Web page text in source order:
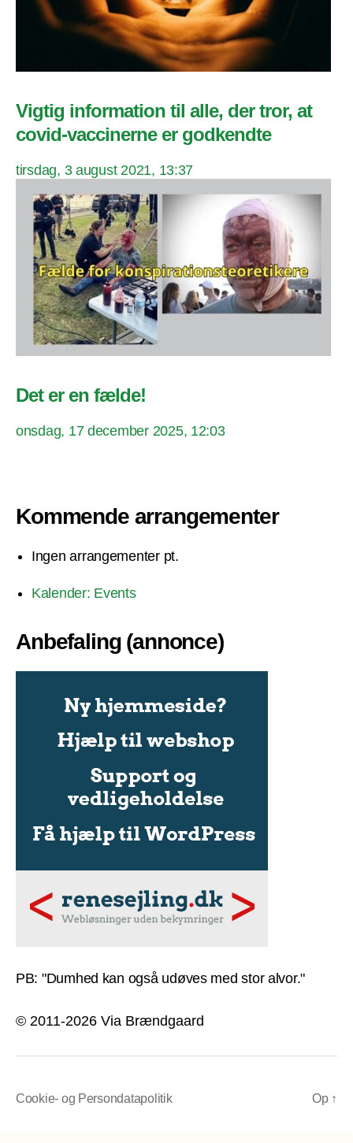
Vigtig information til alle, der tror, at
covid-vaccinerne er godkendte
tirsdag, 3 august 2021, 13:37
Det er en fælde!
onsdag, 17 december 2025, 12:03
Kommende arrangementer
Ingen arrangementer pt.
Kalender: Events
Anbefaling (annonce)
PB: "Dumhed kan også udøves med stor alvor."
© 2011-2026 Via Brændgaard
Cookie- og Persondatapolitik Op ↑